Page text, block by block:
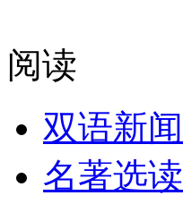
阅读
双语新闻
名著选读